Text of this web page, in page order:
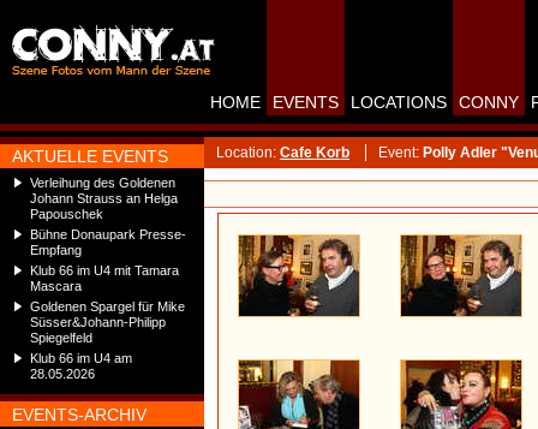
AKTUELLE EVENTS
Verleihung des Goldenen
Johann Strauss an Helga
Papouschek
Bühne Donaupark Presse-
Empfang
Klub 66 im U4 mit Tamara
Mascara
Goldenen Spargel für Mike
Süsser&Johann-Philipp
Spiegelfeld
Klub 66 im U4 am
28.05.2026
EVENTS-ARCHIV
HOME EVENTS LOCATIONS CONNY
Location: Cafe Korb Event: Polly Adler